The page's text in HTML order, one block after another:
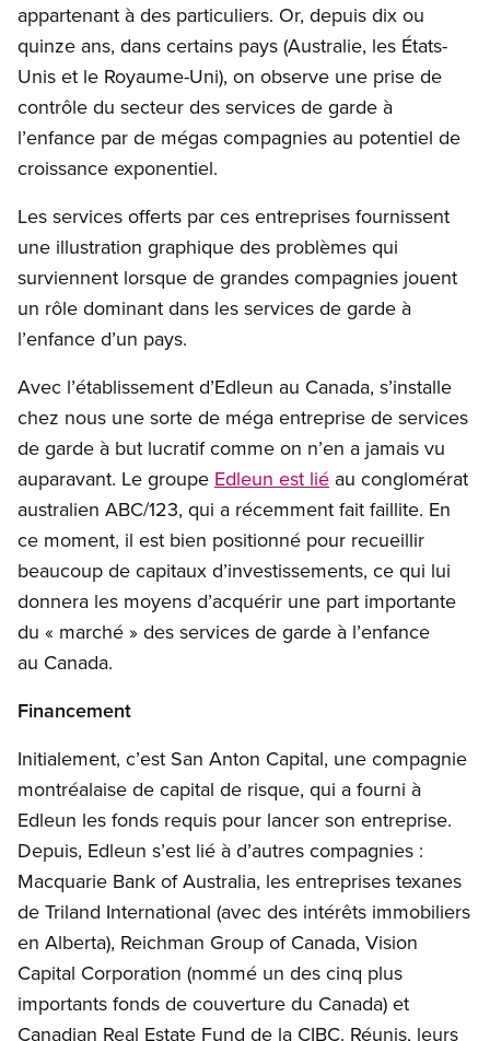
appartenant à des particuliers. Or, depuis dix ou
quinze ans, dans certains pays (Australie, les États-
Unis et le Royaume-Uni), on observe une prise de
contrôle du secteur des services de garde à
l’enfance par de mégas compagnies au potentiel de
croissance exponentiel.
Les services offerts par ces entreprises fournissent
une illustration graphique des problèmes qui
surviennent lorsque de grandes compagnies jouent
un rôle dominant dans les services de garde à
l’enfance d’un pays.
Avec l’établissement d’Edleun au Canada, s’installe
chez nous une sorte de méga entreprise de services
de garde à but lucratif comme on n’en a jamais vu
auparavant. Le groupe Edleun est lié au conglomérat
australien ABC/123, qui a récemment fait faillite. En
ce moment, il est bien positionné pour recueillir
beaucoup de capitaux d’investissements, ce qui lui
donnera les moyens d’acquérir une part importante
du « marché » des services de garde à l’enfance
au Canada.
Financement
Initialement, c’est San Anton Capital, une compagnie
montréalaise de capital de risque, qui a fourni à
Edleun les fonds requis pour lancer son entreprise.
Depuis, Edleun s’est lié à d’autres compagnies :
Macquarie Bank of Australia, les entreprises texanes
de Triland International (avec des intérêts immobiliers
en Alberta), Reichman Group of Canada, Vision
Capital Corporation (nommé un des cinq plus
importants fonds de couverture du Canada) et
Canadian Real Estate Fund de la CIBC. Réunis, leurs